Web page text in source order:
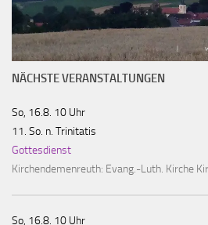
NÄCHSTE VERANSTALTUNGEN
So, 16.8. 10 Uhr
11. So. n. Trinitatis
Gottesdienst
Kirchendemenreuth: Evang.-Luth. Kirche
So, 16.8. 10 Uhr